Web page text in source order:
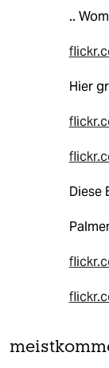
..
Hier
Diese